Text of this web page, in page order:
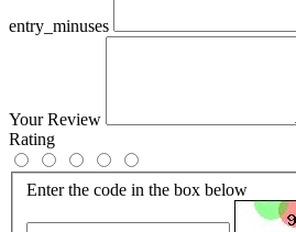
entry_minuses
Your Review
Rating
Enter the code in the box below